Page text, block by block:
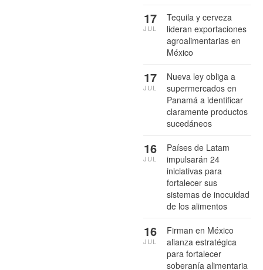
Tequila y cerveza
lideran exportaciones
agroalimentarias en
México
17
JUL
Nueva ley obliga a
supermercados en
Panamá a identificar
claramente productos
sucedáneos
17
JUL
Países de Latam
impulsarán 24
iniciativas para
fortalecer sus
sistemas de inocuidad
de los alimentos
16
JUL
Firman en México
alianza estratégica
para fortalecer
soberanía alimentaria
16
JUL